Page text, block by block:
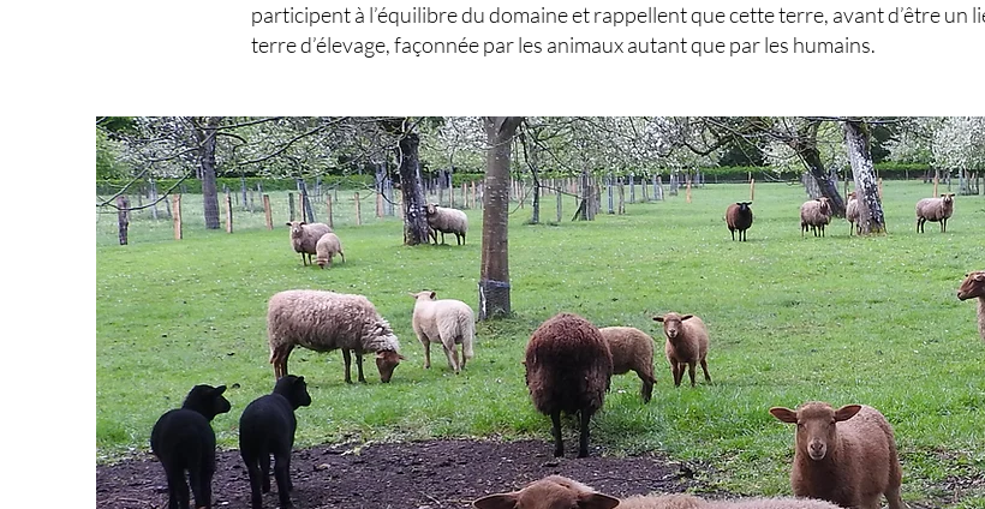
participent à l’équilibre du domaine et rappellent que cette terre, avant d’être un
terre d’élevage, façonnée par les animaux autant que par les humains.